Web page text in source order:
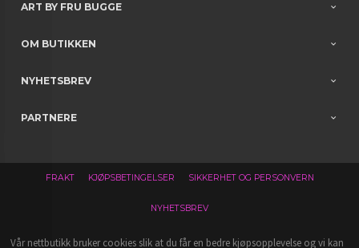
ART BY FRU BUGGE
OM BUTIKKEN
NYHETSBREV
PARTNERE
FRAKT KJØPSBETINGELSER SIKKERHET OG PERSONVERN
NYHETSBREV
Vår nettbutikk bruker cookies slik at du får en bedre kjøpsopplevelse og vi kan